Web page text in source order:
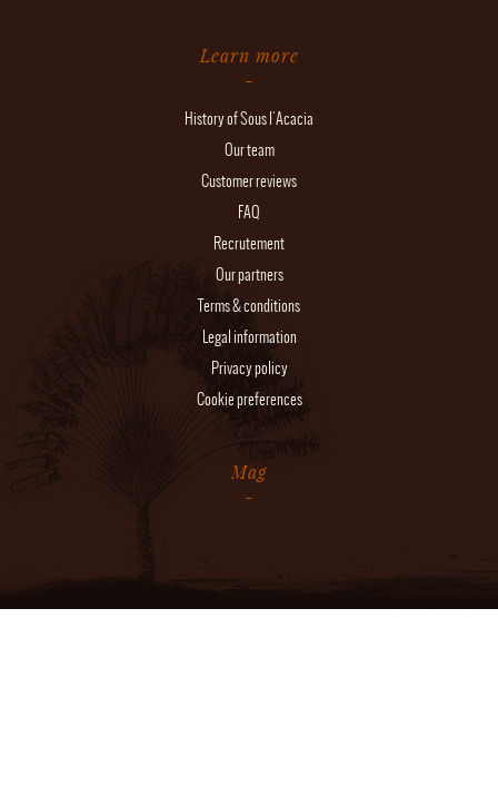
Learn more
History of Sous l'Acacia
Our team
Customer reviews
FAQ
Recrutement
Our partners
Terms & conditions
Legal information
Privacy policy
Cookie preferences
Mag